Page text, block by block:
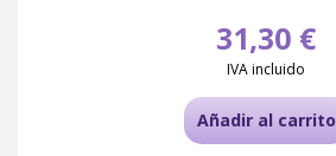
31,30 €
IVA incluido
Añadir al carrito